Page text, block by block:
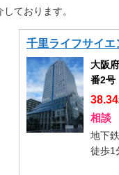
ております。
千里ライフサイエ
大阪
番2号
38.34
相談
地下
徒歩1